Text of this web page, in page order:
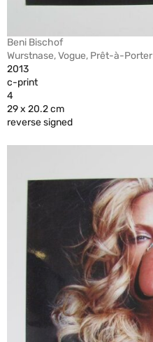
Beni Bischof
Wurstnase, Vogue, Prêt-à-Porter
2013
c-print
4
29 x 20.2 cm
reverse signed